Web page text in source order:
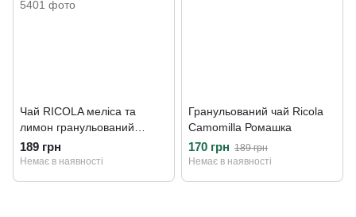
Чай RICOLA меліса та
лимон гранульований
Melissa Limoncella 200г
189 грн
Немає в наявності
Гранульований чай Ricola
Camomilla Ромашка
170 грн 189 грн
Немає в наявності